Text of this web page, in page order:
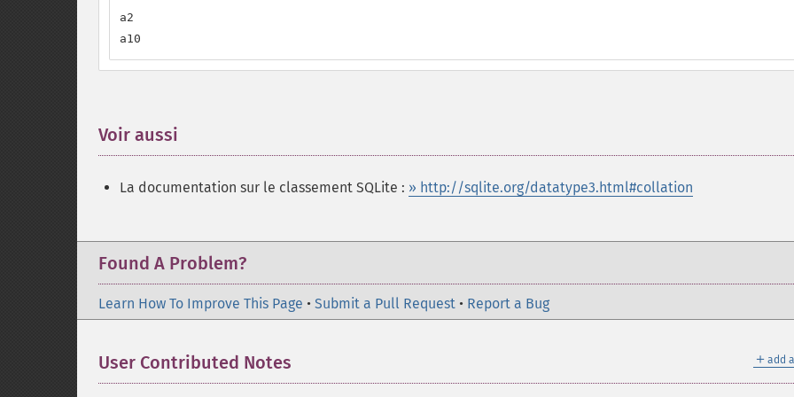
a2
a10
Voir aussi
La documentation sur le classement SQLite : » http://sqlite.org/datatype3.html#collation
Found A Problem?
Learn How To Improve This Page • Submit a Pull Request • Report a Bug
＋ add
User Contributed Notes